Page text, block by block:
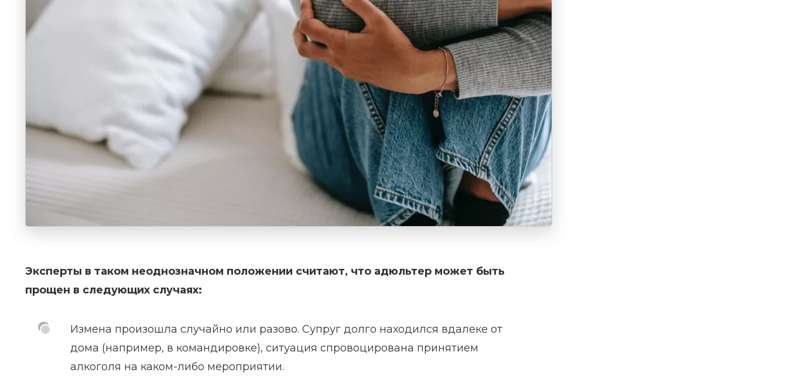
Эксперты в таком неоднозначном положении считают, что адюльтер может быть
прощен в следующих случаях:
Измена произошла случайно или разово. Супруг долго находился вдалеке от
дома (например, в командировке), ситуация спровоцирована принятием
алкоголя на каком-либо мероприятии.